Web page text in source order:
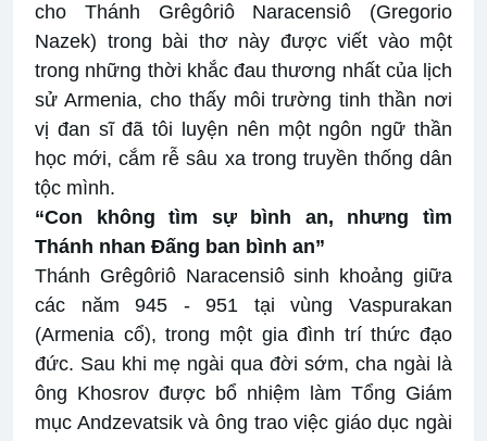
cho Thánh Grêgôriô Naracensiô (Gregorio
Nazek) trong bài thơ này được viết vào một
trong những thời khắc đau thương nhất của lịch
sử Armenia, cho thấy môi trường tinh thần nơi
vị đan sĩ đã tôi luyện nên một ngôn ngữ thần
học mới, cắm rễ sâu xa trong truyền thống dân
tộc mình.
“Con không tìm sự bình an, nhưng tìm
Thánh nhan Đấng ban bình an”
Thánh Grêgôriô Naracensiô sinh khoảng giữa
các năm 945 - 951 tại vùng Vaspurakan
(Armenia cổ), trong một gia đình trí thức đạo
đức. Sau khi mẹ ngài qua đời sớm, cha ngài là
ông Khosrov được bổ nhiệm làm Tổng Giám
mục Andzevatsik và ông trao việc giáo dục ngài